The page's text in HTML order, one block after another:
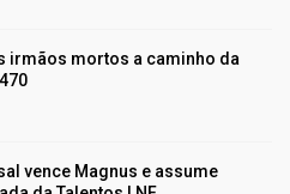
irmãos mortos a caminho da
vence Magnus e assume